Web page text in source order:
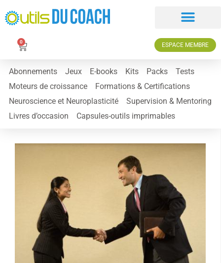
0 ESPACE MEMBRE
Abonnements Jeux E-books Kits Packs
Tests
Moteurs de croissance
Formations & Certifications
Neuroscience et Neuroplasticité
Supervision & Mentoring
Livres d’occasion
Capsules-outils imprimables